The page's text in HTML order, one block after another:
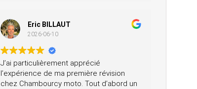
Eric BILLAUT
2026-06-10
J’ai particulièrement apprécié
l’expérience de ma première révision
chez Chambourcy moto. Tout d’abord un